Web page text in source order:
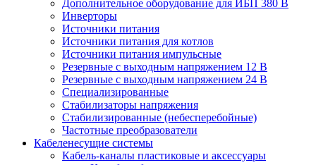
Дополнительное оборудование для ИБП 380 В
Инверторы
Источники питания
Источники питания для котлов
Источники питания импульсные
Резервные с выходным напряжением 12 В
Резервные с выходным напряжением 24 В
Специализированные
Стабилизаторы напряжения
Стабилизированные (небесперебойные)
Частотные преобразователи
Кабеленесущие системы
Кабель-каналы пластиковые и аксессуары